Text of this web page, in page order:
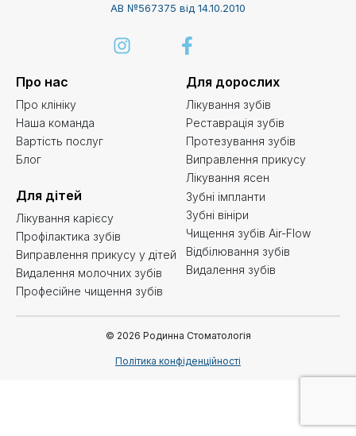
АВ №567375 від 14.10.2010
Про нас
Про клініку
Наша команда
Вартість послуг
Блог
Для дорослих
Лікування зубів
Реставрація зубів
Протезування зубів
Виправлення прикусу
Лікування ясен
Зубні імпланти
Зубні вініри
Чищення зубів Air-Flow
Відбілювання зубів
Видалення зубів
Для дітей
Лікування карієсу
Профілактика зубів
Виправлення прикусу у дітей
Видалення молочних зубів
Професійне чищення зубів
© 2026 Родинна Стоматологія
Політика конфіденційності